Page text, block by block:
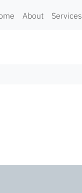
About Services